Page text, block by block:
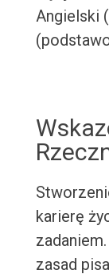
Angielski
karierę
zasad